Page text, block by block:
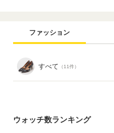
ファッション
すべて （11件）
ウォッチ数ランキング